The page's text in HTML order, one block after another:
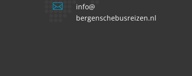

info@
bergenschebusreizen.nl